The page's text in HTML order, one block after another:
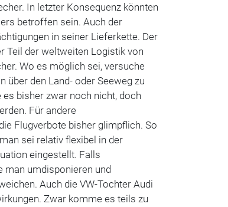
In letzter Konsequenz könnten
betroffen sein. Auch der
in seiner Lieferkette. Der
Teil der weltweiten Logistik von
Wo es möglich sei, versuche
über den Land- oder Seeweg zu
bisher zwar noch nicht, doch
Für andere
Flugverbote bisher glimpflich. So
sei relativ flexibel in der
eingestellt. Falls
man umdisponieren und
Auch die VW-Tochter Audi
Zwar komme es teils zu